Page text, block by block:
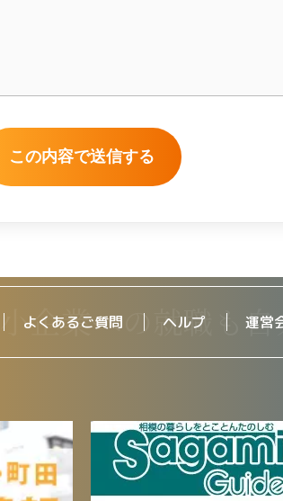
よくあるご質問 ヘルプ 運営